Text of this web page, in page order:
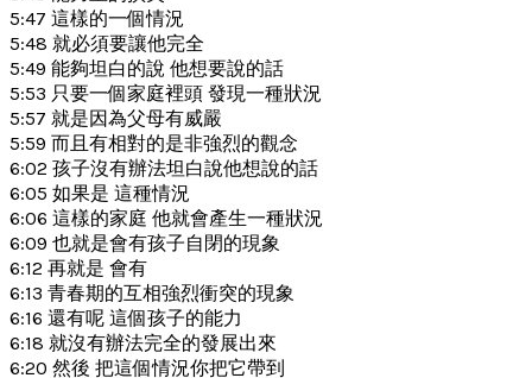
5:47 這樣的一個情況
5:48 就必須要讓他完全
5:49 能夠坦白的說 他想要說的話
5:53 只要一個家庭裡頭 發現一種狀況
5:57 就是因為父母有威嚴
5:59 而且有相對的是非強烈的觀念
6:02 孩子沒有辦法坦白說他想說的話
6:05 如果是 這種情況
6:06 這樣的家庭 他就會產生一種狀況
6:09 也就是會有孩子自閉的現象
6:12 再就是 會有
6:13 青春期的互相強烈衝突的現象
6:16 還有呢 這個孩子的能力
6:18 就沒有辦法完全的發展出來
6:20 然後 把這個情況你把它帶到